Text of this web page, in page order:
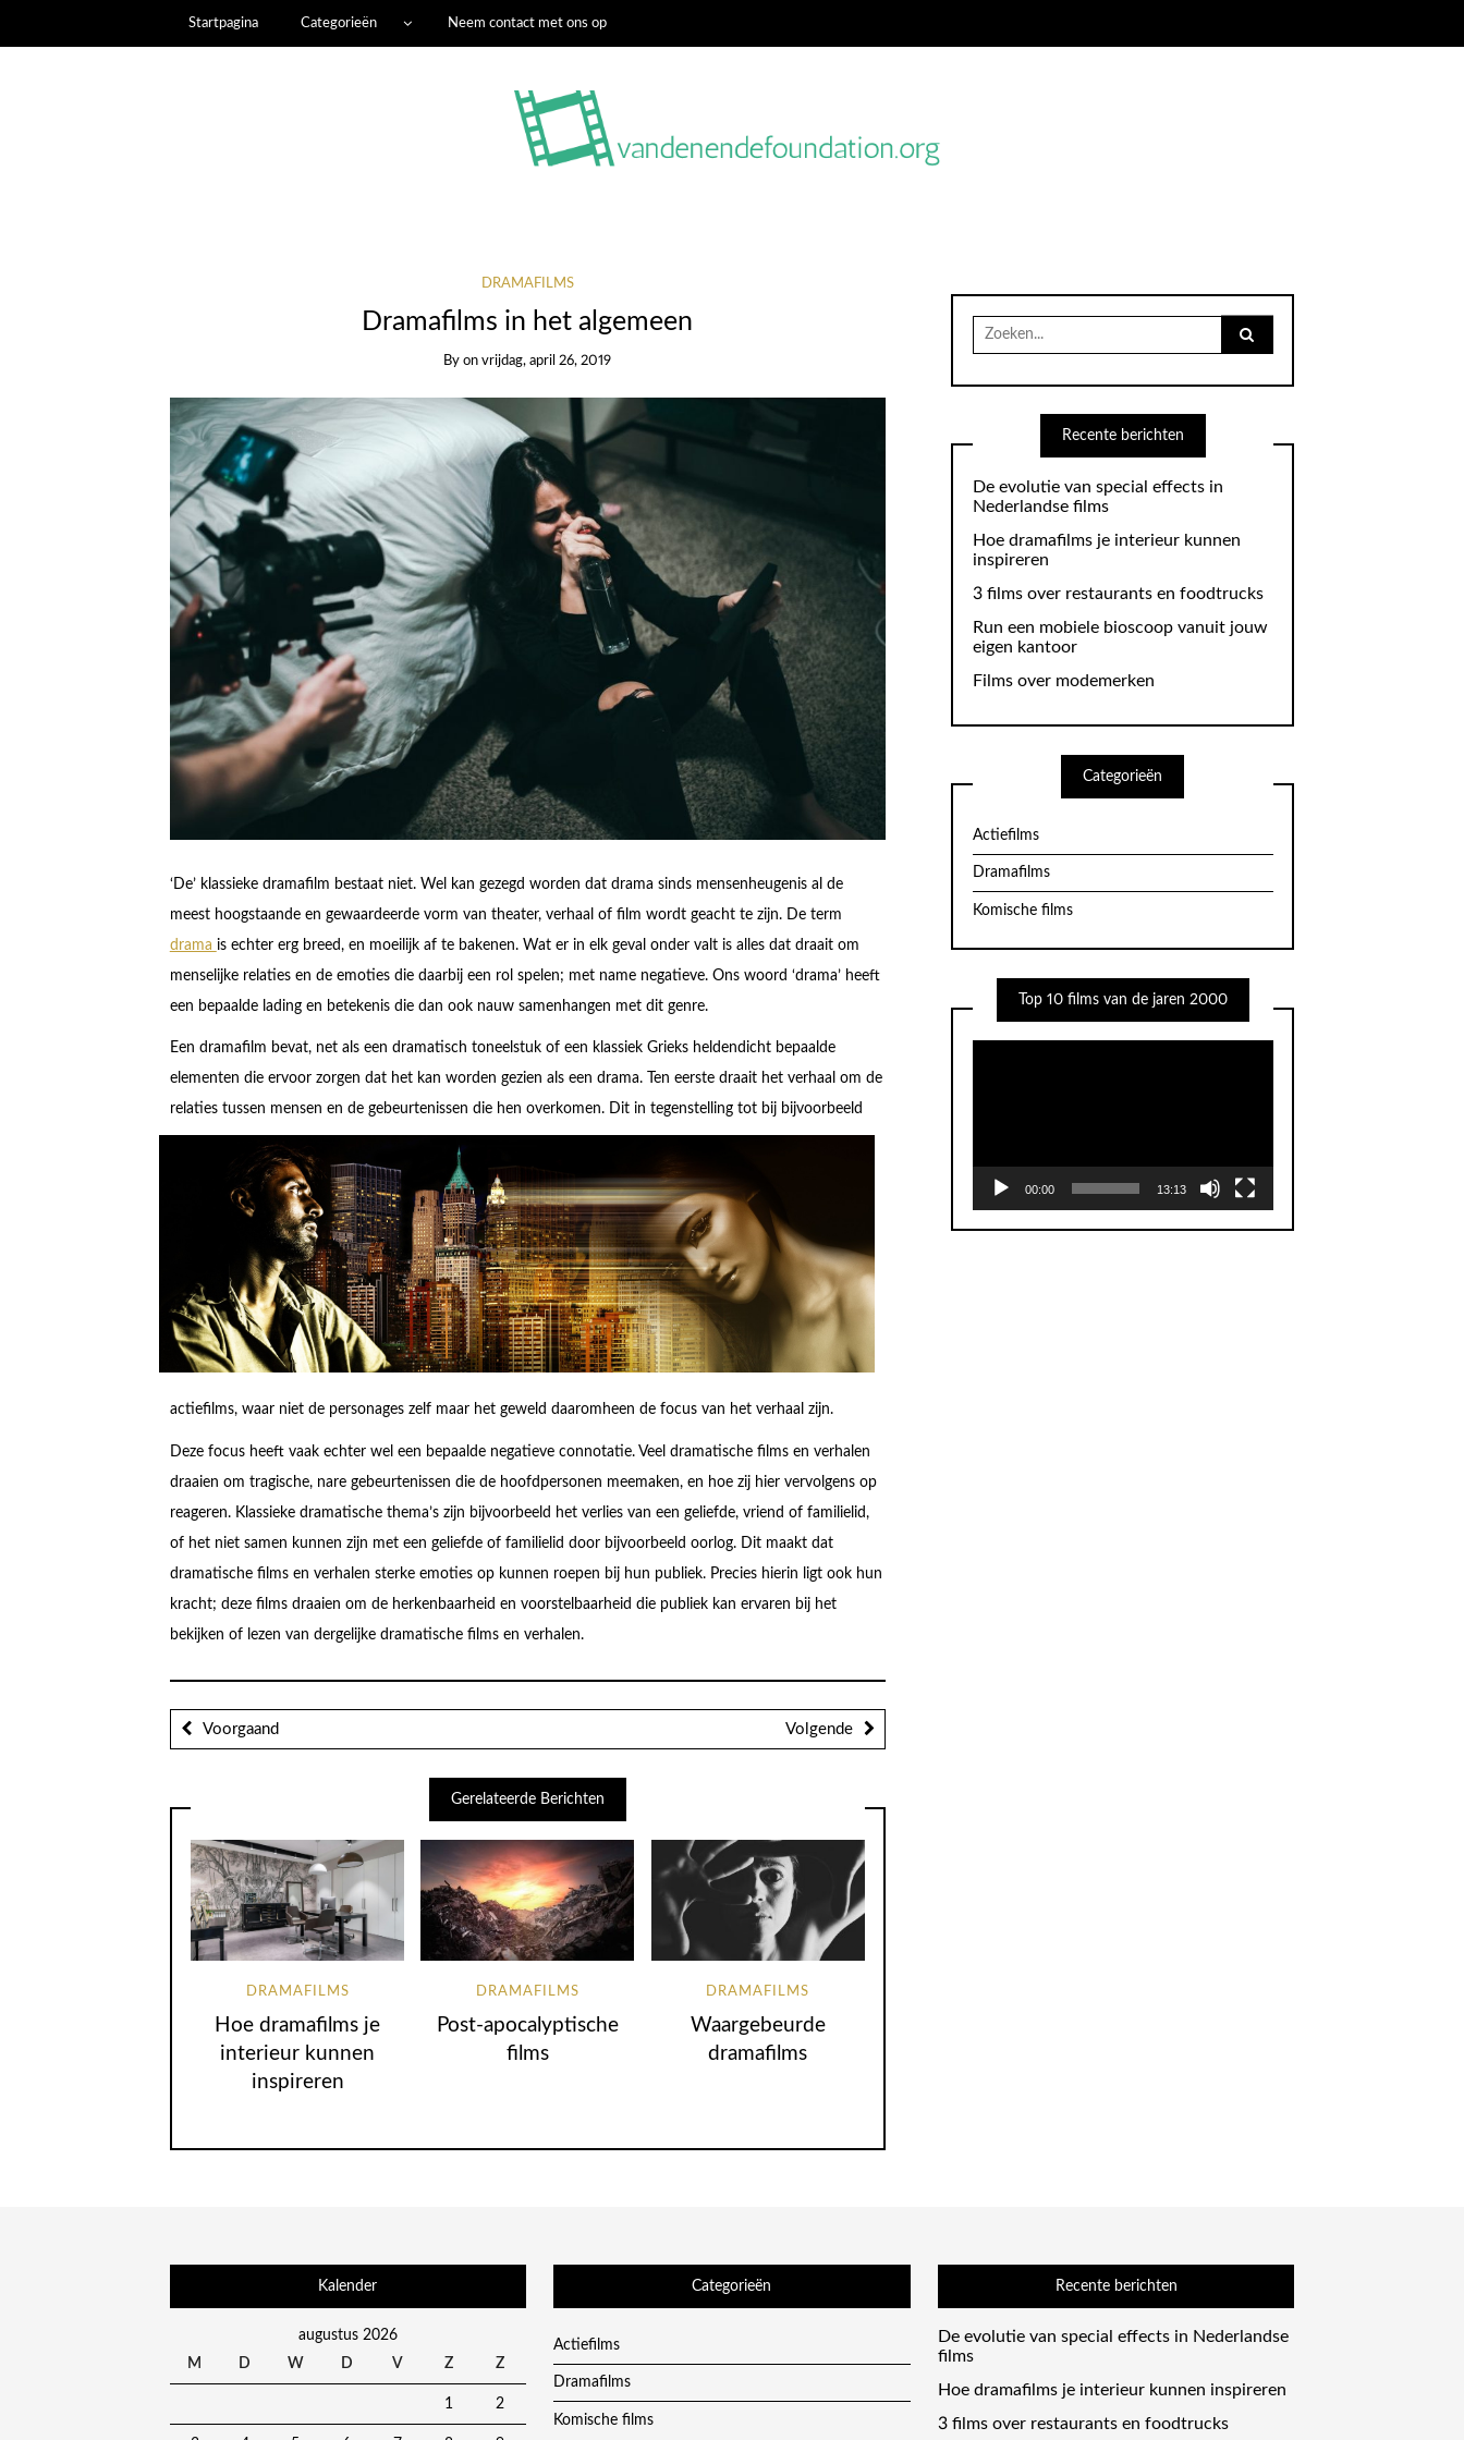
Startpagina Categorieën Neem contact met ons op
DRAMAFILMS
Dramafilms in het algemeen
Byonvrijdag, april 26, 2019
‘De’ klassieke dramafilm bestaat niet. Wel kan gezegd worden dat drama sinds mensenheugenis al de
meest hoogstaande en gewaardeerde vorm van theater, verhaal of film wordt geacht te zijn. De term
drama is echter erg breed, en moeilijk af te bakenen. Wat er in elk geval onder valt is alles dat draait om
menselijke relaties en de emoties die daarbij een rol spelen; met name negatieve. Ons woord ‘drama’ heeft
een bepaalde lading en betekenis die dan ook nauw samenhangen met dit genre.
Een dramafilm bevat, net als een dramatisch toneelstuk of een klassiek Grieks heldendicht bepaalde
elementen die ervoor zorgen dat het kan worden gezien als een drama. Ten eerste draait het verhaal om de
relaties tussen mensen en de gebeurtenissen die hen overkomen. Dit in tegenstelling tot bij bijvoorbeeld
actiefilms, waar niet de personages zelf maar het geweld daaromheen de focus van het verhaal zijn.
Deze focus heeft vaak echter wel een bepaalde negatieve connotatie. Veel dramatische films en verhalen
draaien om tragische, nare gebeurtenissen die de hoofdpersonen meemaken, en hoe zij hier vervolgens op
reageren. Klassieke dramatische thema’s zijn bijvoorbeeld het verlies van een geliefde, vriend of familielid,
of het niet samen kunnen zijn met een geliefde of familielid door bijvoorbeeld oorlog. Dit maakt dat
dramatische films en verhalen sterke emoties op kunnen roepen bij hun publiek. Precies hierin ligt ook hun
kracht; deze films draaien om de herkenbaarheid en voorstelbaarheid die publiek kan ervaren bij het
bekijken of lezen van dergelijke dramatische films en verhalen.
Voorgaand Volgende
Gerelateerde Berichten
DRAMAFILMS
Hoe dramafilms je
interieur kunnen
inspireren
DRAMAFILMS
Post-apocalyptische
films
DRAMAFILMS
Waargebeurde
dramafilms
for:
Recente berichten
De evolutie van special effects in
Nederlandse films
Hoe dramafilms je interieur kunnen
inspireren
3 films over restaurants en foodtrucks
Run een mobiele bioscoop vanuit jouw
eigen kantoor
Films over modemerken
Categorieën
Actiefilms
Dramafilms
Komische films
Top 10 films van de jaren 2000
00:00 13:13
Kalender
augustus 2026
M
D W D V Z Z
1 2
Categorieën
Actiefilms
Dramafilms
Komische films
Recente berichten
De evolutie van special effects in Nederlandse
films
Hoe dramafilms je interieur kunnen inspireren
3 films over restaurants en foodtrucks